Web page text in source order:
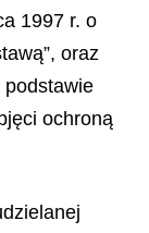
1997 r. o
oraz
ochroną